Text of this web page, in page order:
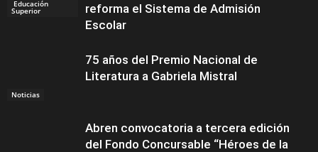
Educación
Superior
reforma el Sistema de Admisión
Escolar
Noticias
75 años del Premio Nacional de
Literatura a Gabriela Mistral
Abren convocatoria a tercera edición
del Fondo Concursable “Héroes de la